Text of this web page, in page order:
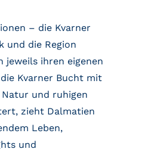
– die Kvarner
und die Region
jeweils ihren eigenen
Kvarner Bucht mit
und ruhigen
zieht Dalmatien
Leben,
und